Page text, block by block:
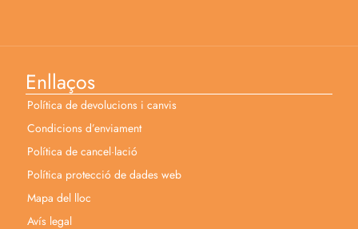
Enllaços
Política de devolucions i canvis
Condicions d’enviament
Política de cancel·lació
Política protecció de dades web
Mapa del lloc
Avís legal